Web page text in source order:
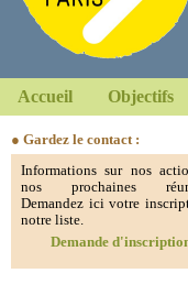
Accueil Objectifs
● Gardez le contact :
Informations sur nos
nos prochaines
Demandez ici votre
notre liste.
Demande